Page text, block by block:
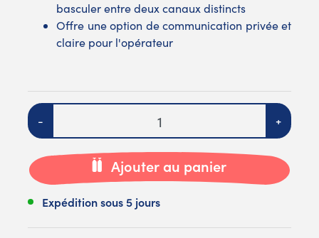
basculer entre deux canaux distincts
Offre une option de communication privée et
claire pour l'opérateur
Quantité
- +
Ajouter au panier
Expédition sous 5 jours